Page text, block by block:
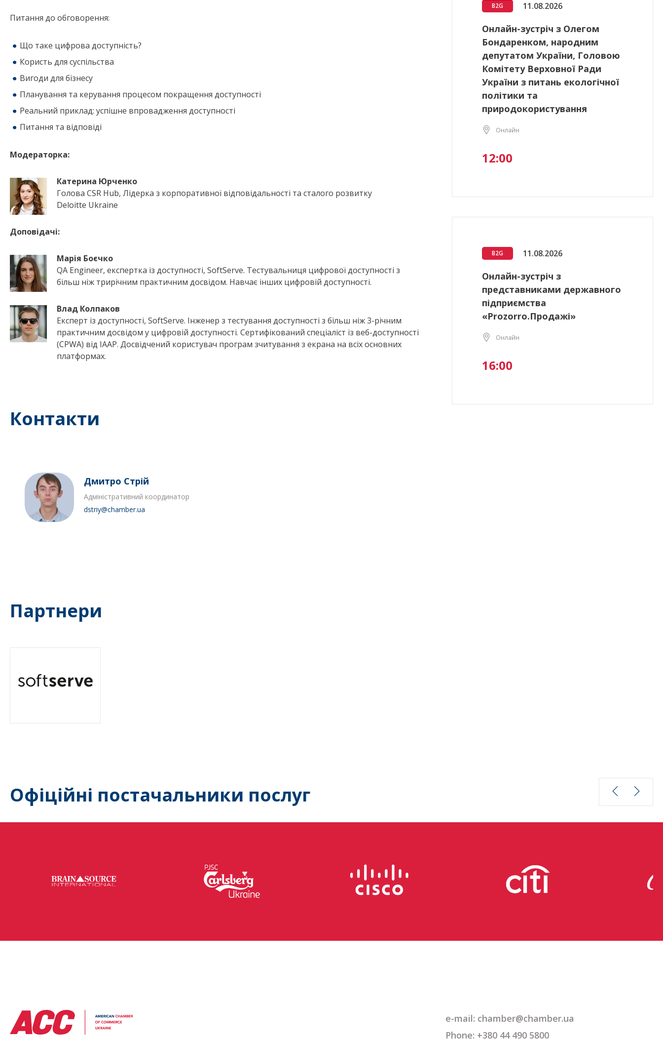
Питання до обговорення:
Що таке цифрова доступність?
Користь для суспільства
Вигоди для бізнесу
Планування та керування процесом покращення доступності
Реальний приклад: успішне впровадження доступності
Питання та відповіді
Модераторка:
Катерина Юрченко
Голова CSR Hub, Лідерка з корпоративної відповідальності та сталого розвитку
Deloitte Ukraine
Доповідачі:
Марія Боєчко
QA Engineer, експертка із доступності, SoftServe. Тестувальниця цифрової доступності з
більш ніж трирічним практичним досвідом. Навчає інших цифровій доступності.
Влад Колпаков
Експерт із доступності, SoftServe. Інженер з тестування доступності з більш ніж 3-річним
практичним досвідом у цифровій доступності. Сертифікований спеціаліст із веб-доступності
(CPWA) від IAAP. Досвідчений користувач програм зчитування з екрана на всіх основних
платформах.
Контакти
Дмитро Стрій
Адміністративний координатор
dstriy@chamber.ua
B2G 11.08.2026
Онлайн-зустріч з Олегом
Бондаренком, народним
депутатом України, Головою
Комітету Верховної Ради
України з питань екологічної
політики та
природокористування
Онлайн
12:00
B2G 11.08.2026
Онлайн-зустріч з
представниками державного
підприємства
«Prozorro.Продажі»
Онлайн
16:00
Партнери
Офіційні постачальники послуг
e-mail: chamber@chamber.ua
Phone: +380 44 490 5800